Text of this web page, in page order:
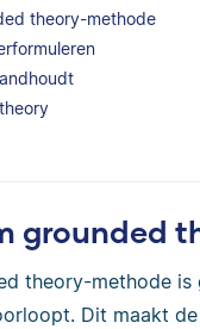
theory-methode
grounded
theory-methode is
Dit maakt